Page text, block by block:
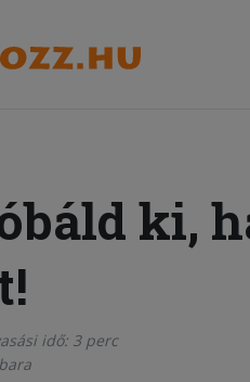
ki,
idő: 3 perc